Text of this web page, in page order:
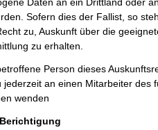
Sofern dies der Fallist, so
zu, Auskunft über die
zu erhalten.
Person dieses
jederzeit an einen Mitarbeiter des
wenden